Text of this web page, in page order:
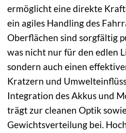
ermöglicht eine direkte
ein agiles Handling des
Oberflächen sind sorgfältig
was nicht nur für den edlen
sondern auch einen
Kratzern und
Integration des Akkus und
trägt zur cleanen Optik
Gewichtsverteilung bei.